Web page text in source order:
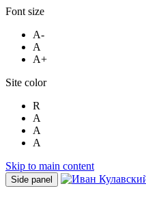
Font size
A-
A
A+
Site color
R
A
A
A
Skip to main content
Side panel